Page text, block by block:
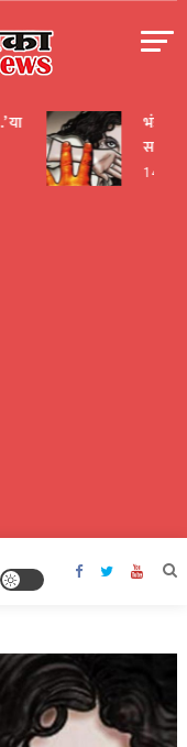
भंडारा
सार्वजनिक
14 तास ago